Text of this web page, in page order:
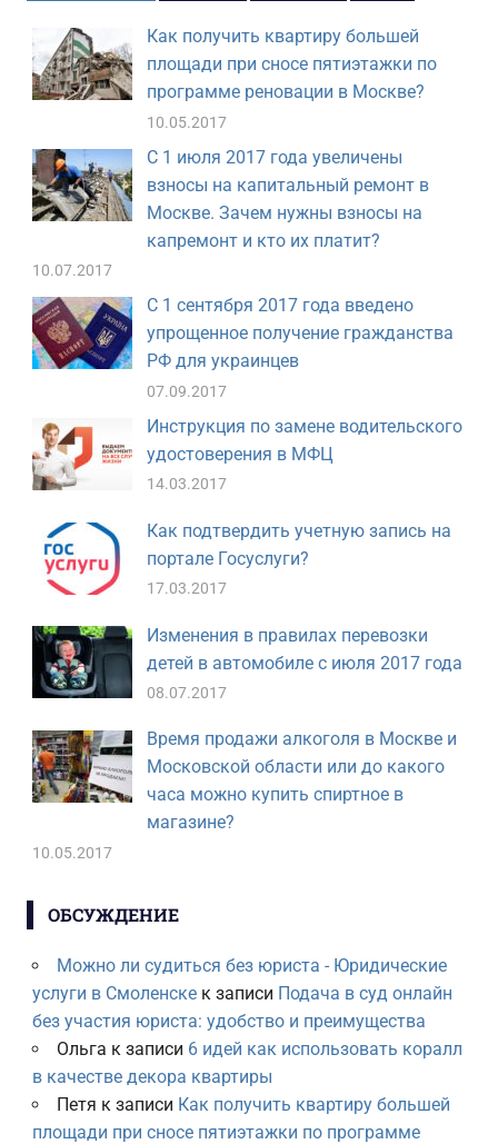
Как получить квартиру большей
площади при сносе пятиэтажки по
программе реновации в Москве?
10.05.2017
С 1 июля 2017 года увеличены
взносы на капитальный ремонт в
Москве. Зачем нужны взносы на
капремонт и кто их платит?
10.07.2017
С 1 сентября 2017 года введено
упрощенное получение гражданства
РФ для украинцев
07.09.2017
Инструкция по замене водительского
удостоверения в МФЦ
14.03.2017
Как подтвердить учетную запись на
портале Госуслуги?
17.03.2017
Изменения в правилах перевозки
детей в автомобиле с июля 2017 года
08.07.2017
Время продажи алкоголя в Москве и
Московской области или до какого
часа можно купить спиртное в
магазине?
10.05.2017
ОБСУЖДЕНИЕ
Можно ли судиться без юриста - Юридические
услуги в Смоленскек записи Подача в суд онлайн
без участия юриста: удобство и преимущества
Ольга к записи 6 идей как использовать коралл
в качестве декора квартиры
Петя к записи Как получить квартиру большей
площади при сносе пятиэтажки по программе